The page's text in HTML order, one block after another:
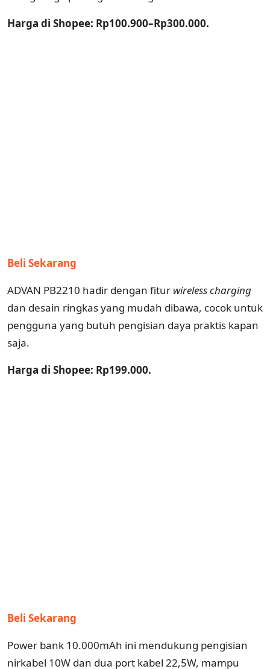
Harga di Shopee: Rp100.900–Rp300.000.
Beli Sekarang
ADVAN PB2210 hadir dengan fitur wireless charging
dan desain ringkas yang mudah dibawa, cocok untuk
pengguna yang butuh pengisian daya praktis kapan
saja.
Harga di Shopee: Rp199.000.
Beli Sekarang
Power bank 10.000mAh ini mendukung pengisian
nirkabel 10W dan dua port kabel 22,5W, mampu